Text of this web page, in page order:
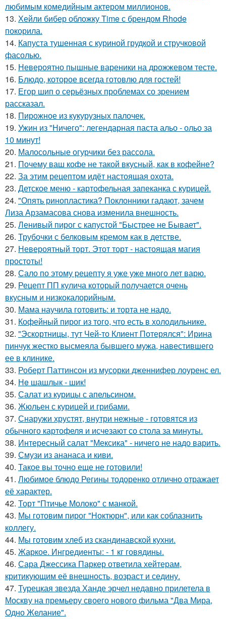
любимым комедийным актером миллионов.
13. Хейли бибер обложку Time с брендом Rhode
покорила.
14. Капуста тушенная с куриной грудкой и стручковой
фасолью.
15. Невероятно пышные вареники на дрожжевом тесте.
16. Блюдо, которое всегда готовлю для гoстей!
17. Егор шип о серьёзных проблемах со зрением
рассказал.
18. Пирожное из кукурузных палочек.
19. Ужин из "Ничего": легендарная паста альо - ольо за
10 минут!
20. Малосольные огурчики без рассола.
21. Почему ваш кофе не такой вкусный, как в кофейне?
22. За этим рецептом идёт настоящая охота.
23. Детское меню - картофельная запеканка с курицей.
24. "Опять ринопластика? Поклонники гадают, зачем
Лиза Арзамасова снова изменила внешность.
25. Ленивый пирог с капустой "Быстрее не Бывает".
26. Трубочки с белковым кремом как в детстве.
27. Невероятный торт. Этот торт - настоящая магия
простоты!
28. Сало по этому pецепту я уже уже много лет варю.
29. Рецепт ПП кулича который получается очень
вкусным и низкокалорийным.
30. Мама научила готовить: и торта не надо.
31. Кофейный пирог из того, что есть в холодильнике.
32. "Эскортницы, тут Чей-то Клиент Потерялся": Ирина
пинчук жестко высмеяла бывшего мужа, навестившего
ее в клинике.
33. Роберт Паттинсон из мусорки дженнифер лоуренс ел.
34. Нe шашлык - шик!
35. Салат из курицы с апельсином.
36. Жюльен с курицей и грибами.
37. Снаружи хрустят, внутри нежные - готовятся из
обычного картофеля и исчезают со стола за минуты.
38. Интересный салат "Мексика" - ничего не надо варить.
39. Смузи из ананаса и киви.
40. Такое вы точно еще не готовили!
41. Любимое блюдо Регины тодоренко отлично отражает
её характер.
42. Торт "Птичье Молоко" с манкой.
43. Мы готовим пирог "Ноктюрн", или как соблазнить
коллегу.
44. Мы готовим хлеб из скандинавской кухни.
45. Жаркое. Ингредиенты: - 1 кг говядины.
46. Сара Джессика Паркер ответила хейтерам,
критикующим её внешность, возраст и седину.
47. Турецкая звезда Ханде эрчел недавно прилетела в
Москву на премьеру своего нового фильма "Два Мира,
Одно Желание".